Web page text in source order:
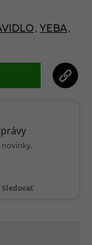
, YEBA,
novinky.
Sledovať